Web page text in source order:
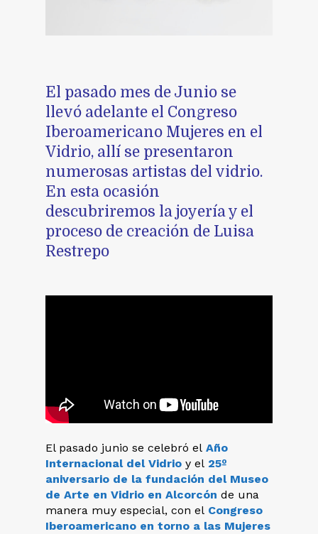
El pasado mes de Junio se
llevó adelante el Congreso
Iberoamericano Mujeres en el
Vidrio, allí se presentaron
numerosas artistas del vidrio.
En esta ocasión
descubriremos la joyería y el
proceso de creación de Luisa
Restrepo
El pasado junio se celebró el Año
Internacional del Vidrio y el 25º
aniversario de la fundación del Museo
de Arte en Vidrio en Alcorcón de una
manera muy especial, con el Congreso
Iberoamericano en torno a las Mujeres